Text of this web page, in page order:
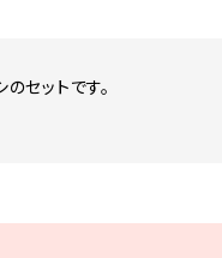
セットです。